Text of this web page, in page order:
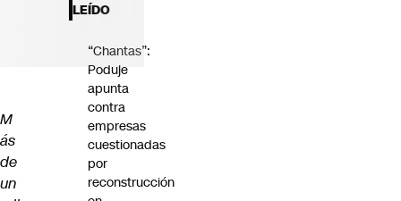
M
ás
de
un
LEÍDO
“Chantas”:
Poduje
apunta
contra
empresas
cuestionadas
por
reconstrucción